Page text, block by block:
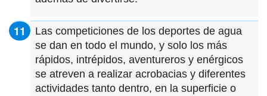
Las competiciones de los deportes de agua
se dan en todo el mundo, y solo los más
rápidos, intrépidos, aventureros y enérgicos
se atreven a realizar acrobacias y diferentes
actividades tanto dentro, en la superficie o